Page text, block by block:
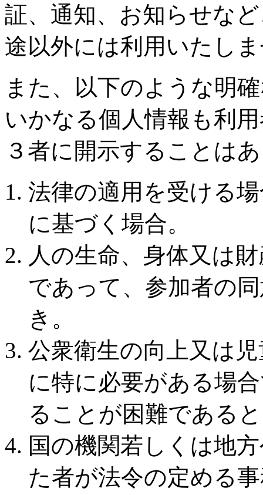
証、通知、お知らせな
途以外には利用いたし
また、以下のような明
いかなる個人情報も利
３者に開示することは
法律の適用を受ける
に基づく場合。
人の生命、身体又は
であって、参加者の
き。
公衆衛生の向上又は
に特に必要がある場
ることが困難である
国の機関若しくは地
た者が法令の定める